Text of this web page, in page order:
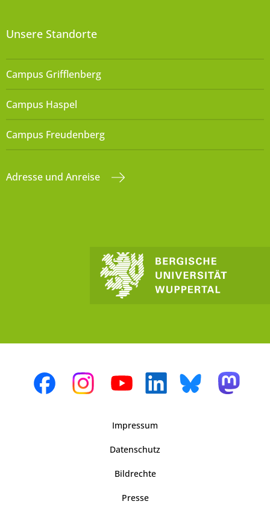
Unsere Standorte
Campus Grifflenberg
Campus Haspel
Campus Freudenberg
Adresse und Anreise
Impressum
Datenschutz
Bildrechte
Presse